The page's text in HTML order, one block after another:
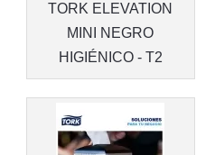
TORK ELEVATION
MINI NEGRO
HIGIÉNICO - T2